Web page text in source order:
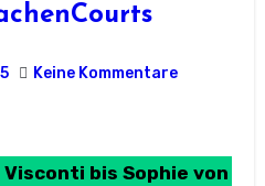
Keine Kommentare